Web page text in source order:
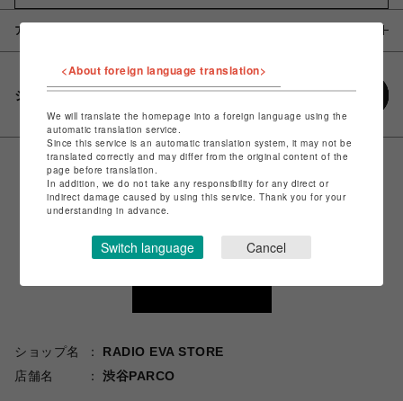
アイテム説明 / 素材
シェアする
ショップ名
RADIO EVA STORE
店舗名
渋谷PARCO
<About foreign language translation>
We will translate the homepage into a foreign language using the
automatic translation service.
Since this service is an automatic translation system, it may not be
translated correctly and may differ from the original content of the
page before translation.
In addition, we do not take any responsibility for any direct or
indirect damage caused by using this service. Thank you for your
understanding in advance.
Switch language Cancel